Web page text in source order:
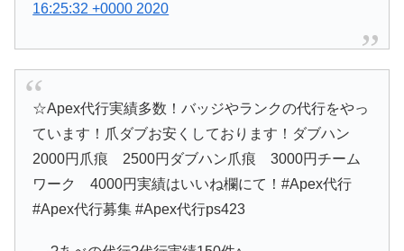
16:25:32 +0000 2020
☆Apex代行実績多数！バッジやランクの代行をやっ
ています！爪ダブお安くしております！ダブハン
2000円爪痕 2500円ダブハン爪痕 3000円チーム
ワーク 4000円実績はいいね欄にて！#Apex代行
#Apex代行募集 #Apex代行ps423